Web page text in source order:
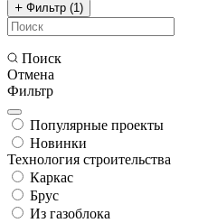
Фильтр (1)
Поиск
Отмена
Фильтр
Популярные проекты
Новинки
Технология строительства
Каркас
Брус
Из газоблока